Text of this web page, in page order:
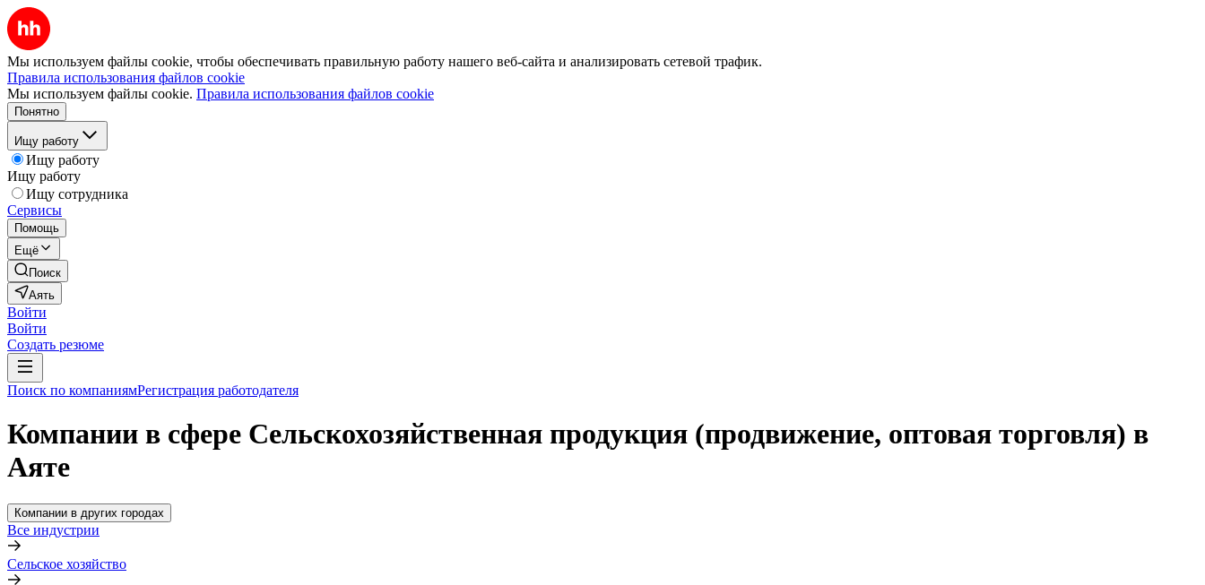
Мы используем файлы cookie, чтобы обеспечивать правильную работу нашего веб-сайта и анализировать сетевой трафик.
Правила использования файлов cookie
Мы используем файлы cookie. Правила использования файлов cookie
Понятно
Ищу работу
Ищу работу
Ищу работу
Ищу сотрудника
Сервисы
Помощь
Ещё
Поиск
Аять
Войти
Войти
Создать резюме
Поиск по компаниямРегистрация работодателя
Компании в сфере Сельскохозяйственная продукция (продвижение, оптовая торговля) в
Аяте
Компании в других городах
Все индустрии
Сельское хозяйство